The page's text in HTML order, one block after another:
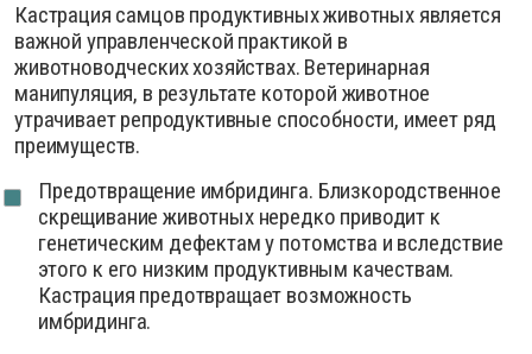
Кастрация самцов продуктивных животных является
важной управленческой практикой в
животноводческих хозяйствах. Ветеринарная
манипуляция, в результате которой животное
утрачивает репродуктивные способности, имеет ряд
преимуществ.
Предотвращение имбридинга. Близкородственное
скрещивание животных нередко приводит к
генетическим дефектам у потомства и вследствие
этого к его низким продуктивным качествам.
Кастрация предотвращает возможность
имбридинга.